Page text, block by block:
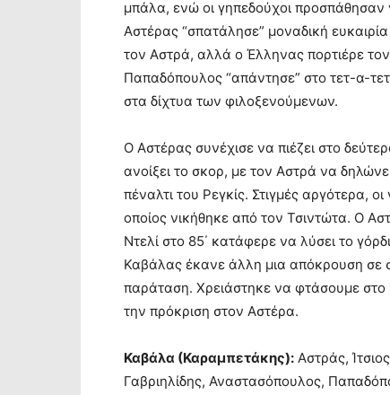
μπάλα, ενώ οι γηπεδούχοι προσπάθησαν
Αστέρας “σπατάλησε” μοναδική
τον Αστρά, αλλά ο Έλληνας πορτιέρε
Παπαδόπουλος “απάντησε” στο τετ-α-
στα δίχτυα των φιλοξενούμενων.
Ο Αστέρας συνέχισε να πιέζει στο
ανοίξει το σκορ, με τον Αστρά να
πέναλτι του Ρεγκίς. Στιγμές αργότερα,
οποίος νικήθηκε από τον Τσιντώτα. Ο
Ντελί στο 85΄ κατάφερε να λύσει το
Καβάλας έκανε άλλη μια απόκρουση σε
παράταση. Χρειάστηκε να φτάσουμε στο
την πρόκριση στον Αστέρα.
Καβάλα (Καραμπετάκης): Αστράς,
Γαβριηλίδης, Αναστασόπουλος,